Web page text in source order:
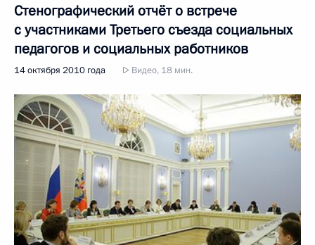
Стенографический отчёт о встрече
с участниками Третьего съезда социальных
педагогов и социальных работников
14 октября 2010 года Видео, 18 мин.